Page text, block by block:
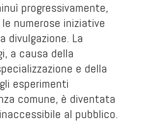
progressivamente,
numerose iniziative
divulgazione. La
a causa della
e della
esperimenti
comune, è diventata
al pubblico.